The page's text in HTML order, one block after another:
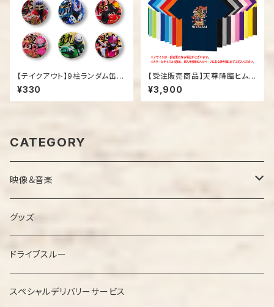
【テイクアウト】9柱ランダム缶バ
ッジ
¥330
【受注販売商品】天尊降臨ヒムカ
イザー「15周年記念Tシャツ」
¥3,900
CATEGORY
映像＆音楽
ＤＶＤ
ＣＤ
グッズ
ドライブスルー
スペシャルデリバリーサービス